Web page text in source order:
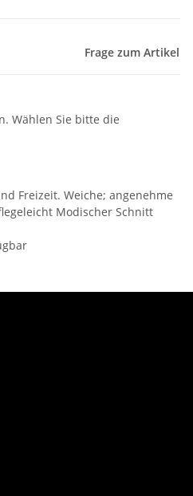
Frage zum Artikel
Wählen Sie bitte die
Freizeit. Weiche; angenehme
Modischer Schnitt